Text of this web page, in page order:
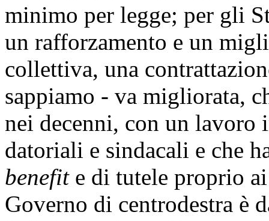
minimo per legge; per gli
un rafforzamento e un
collettiva, una
sappiamo - va migliorata,
nei decenni, con un lavoro
datoriali e sindacali e che
benefite di tutele proprio
Governo di centrodestra è